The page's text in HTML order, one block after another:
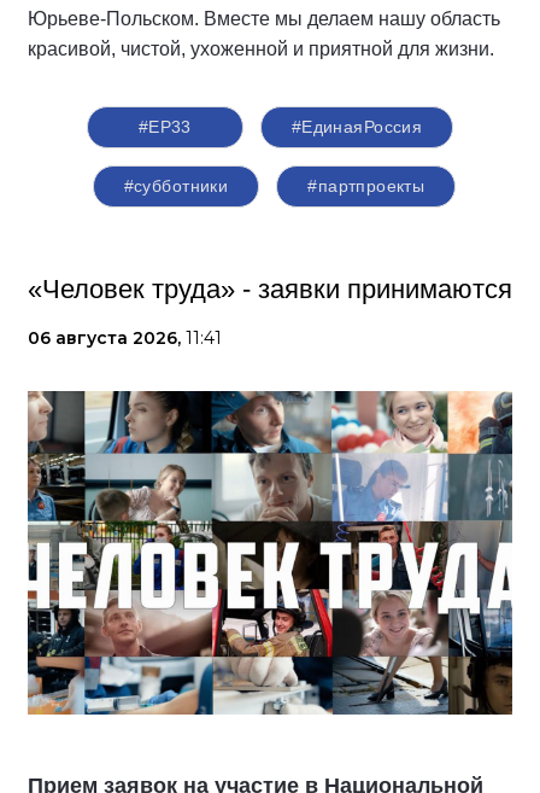
Юрьеве-Польском. Вместе мы делаем нашу область
красивой, чистой, ухоженной и приятной для жизни.
#ЕР33 #‎ЕдинаяРоссия
#субботники #партпроекты
«Человек труда» - заявки принимаются
06 августа 2026, 11:41
Прием заявок на участие в Национальной